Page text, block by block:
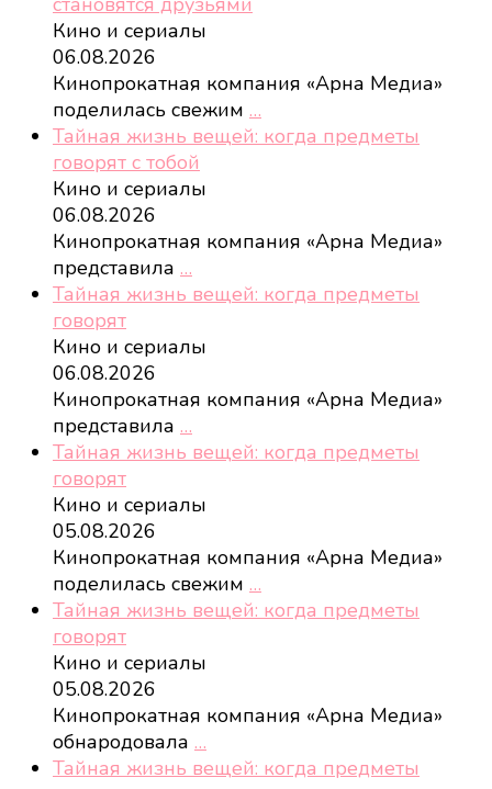
Кино и сериалы
06.08.2026
Кинопрокатная компания «Арна Медиа»
поделилась свежим …
Тайная жизнь вещей: когда предметы
говорят с тобой
Кино и сериалы
06.08.2026
Кинопрокатная компания «Арна Медиа»
представила …
Тайная жизнь вещей: когда предметы
говорят
Кино и сериалы
06.08.2026
Кинопрокатная компания «Арна Медиа»
представила …
Тайная жизнь вещей: когда предметы
говорят
Кино и сериалы
05.08.2026
Кинопрокатная компания «Арна Медиа»
поделилась свежим …
Тайная жизнь вещей: когда предметы
говорят
Кино и сериалы
05.08.2026
Кинопрокатная компания «Арна Медиа»
обнародовала …
Тайная жизнь вещей: когда предметы